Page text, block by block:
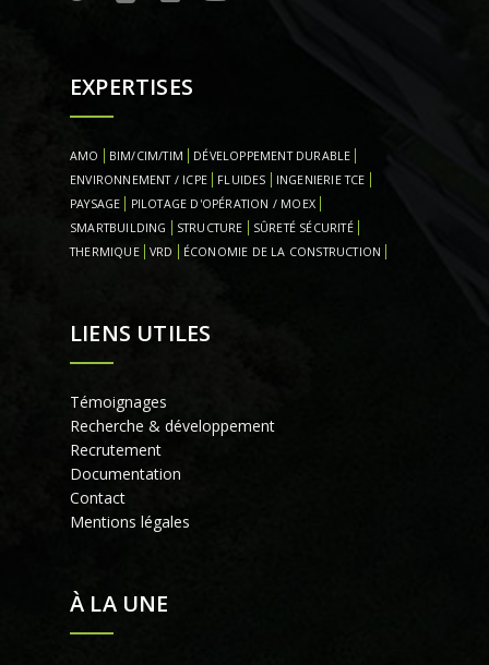
EXPERTISES
AMO BIM/CIM/TIM
DÉVELOPPEMENT DURABLE
ENVIRONNEMENT / ICPE
FLUIDES
INGENIERIE TCE
PAYSAGE
PILOTAGE D'OPÉRATION / MOEX
SMARTBUILDING
STRUCTURE
SÛRETÉ SÉCURITÉ
THERMIQUE
VRD ÉCONOMIE DE LA CONSTRUCTION
LIENS UTILES
Témoignages
Recherche & développement
Recrutement
Documentation
Contact
Mentions légales
À LA UNE